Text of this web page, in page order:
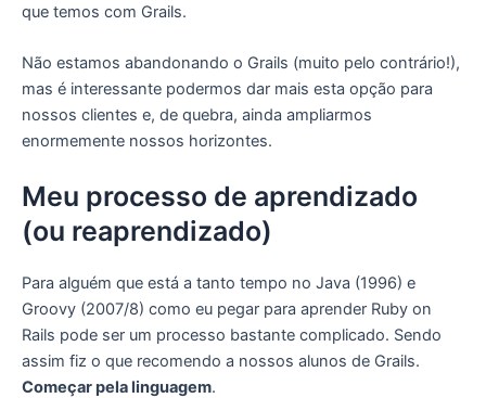
que temos com Grails.
Não estamos abandonando o Grails (muito pelo contrário!),
mas é interessante podermos dar mais esta opção para
nossos clientes e, de quebra, ainda ampliarmos
enormemente nossos horizontes.
Meu processo de aprendizado
(ou reaprendizado)
Para alguém que está a tanto tempo no Java (1996) e
Groovy (2007/8) como eu pegar para aprender Ruby on
Rails pode ser um processo bastante complicado. Sendo
assim fiz o que recomendo a nossos alunos de Grails.
Começar pela linguagem.